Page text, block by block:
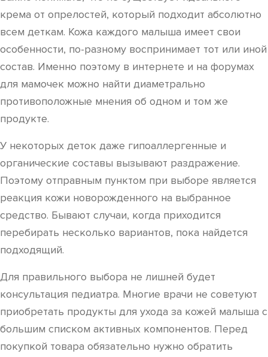
крема от опрелостей, который подходит абсолютно
всем деткам. Кожа каждого малыша имеет свои
особенности, по-разному воспринимает тот или иной
состав. Именно поэтому в интернете и на форумах
для мамочек можно найти диаметрально
противоположные мнения об одном и том же
продукте.
У некоторых деток даже гипоаллергенные и
органические составы вызывают раздражение.
Поэтому отправным пунктом при выборе является
реакция кожи новорожденного на выбранное
средство. Бывают случаи, когда приходится
перебирать несколько вариантов, пока найдется
подходящий.
Для правильного выбора не лишней будет
консультация педиатра. Многие врачи не советуют
приобретать продукты для ухода за кожей малыша с
большим списком активных компонентов. Перед
покупкой товара обязательно нужно обратить